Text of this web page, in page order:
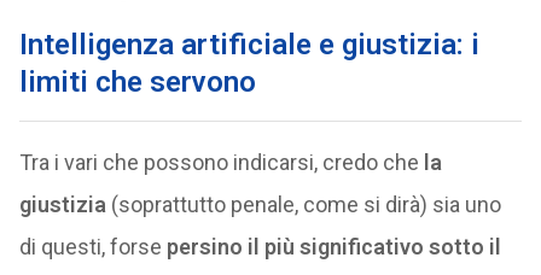
Intelligenza artificiale e giustizia: i
limiti che servono
Tra i vari che possono indicarsi, credo che la
giustizia (soprattutto penale, come si dirà) sia uno
di questi, forse persino il più significativo sotto il